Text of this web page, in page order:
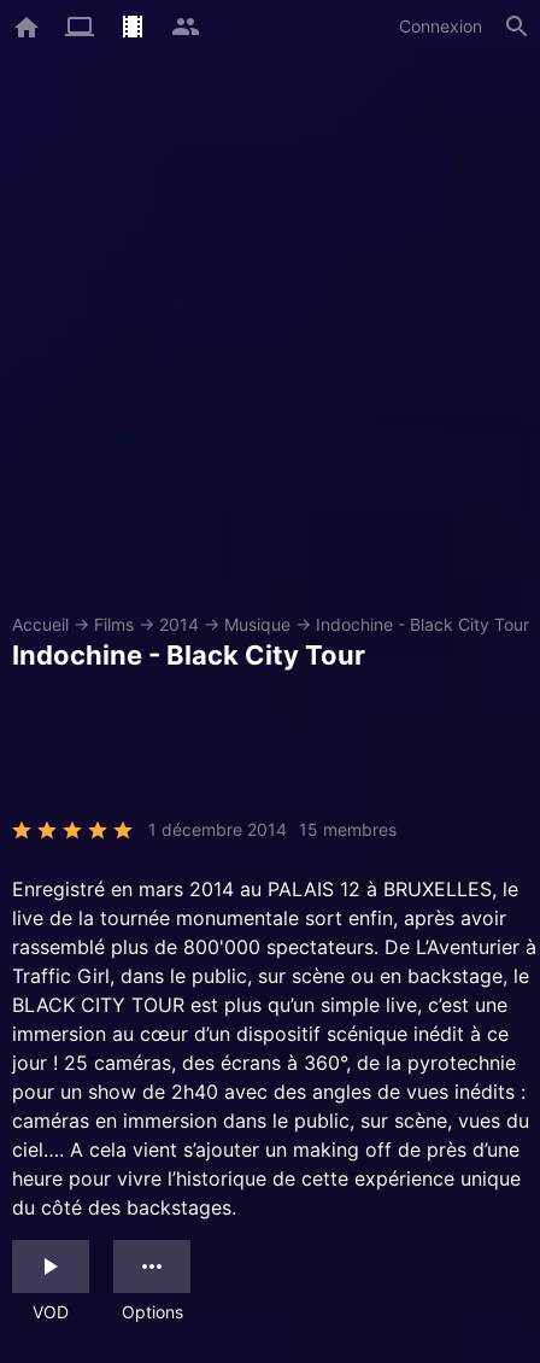
Connexion
Accueil → Films → 2014 → Musique → Indochine - Black City Tour
Indochine - Black City Tour
1 décembre 2014 15 membres
Enregistré en mars 2014 au PALAIS 12 à BRUXELLES, le
live de la tournée monumentale sort enfin, après avoir
rassemblé plus de 800'000 spectateurs. De L’Aventurier à
Traffic Girl, dans le public, sur scène ou en backstage, le
BLACK CITY TOUR est plus qu’un simple live, c’est une
immersion au cœur d’un dispositif scénique inédit à ce
jour ! 25 caméras, des écrans à 360°, de la pyrotechnie
pour un show de 2h40 avec des angles de vues inédits :
caméras en immersion dans le public, sur scène, vues du
ciel…. A cela vient s’ajouter un making off de près d’une
heure pour vivre l’historique de cette expérience unique
du côté des backstages.
VOD Options